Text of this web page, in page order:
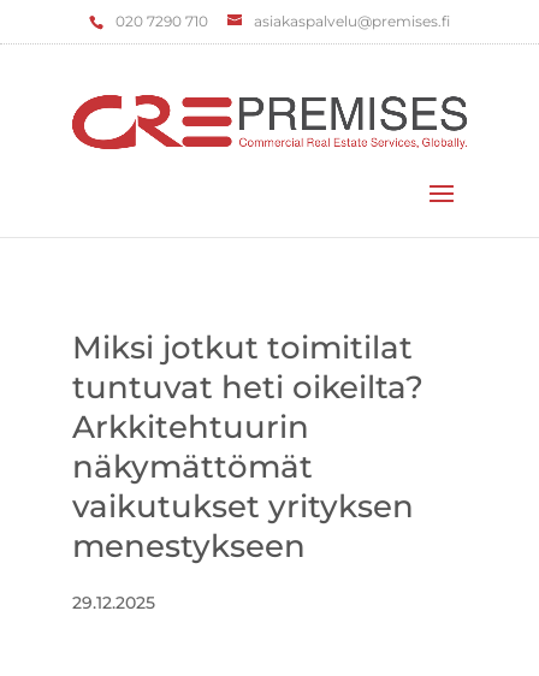
‌020 7290 710 asiakaspalvelu@premises.fi
Miksi jotkut toimitilat
tuntuvat heti oikeilta?
Arkkitehtuurin
näkymättömät
vaikutukset yrityksen
menestykseen
29.12.2025